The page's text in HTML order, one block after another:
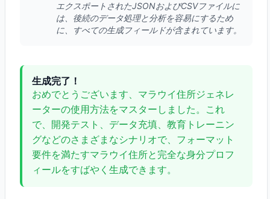
エクスポートされたJSONおよびCSVファイルに
は、後続のデータ処理と分析を容易にするため
に、すべての生成フィールドが含まれています。
生成完了！
おめでとうございます、マラウイ住所ジェネレ
ーターの使用方法をマスターしました。これ
で、開発テスト、データ充填、教育トレーニン
グなどのさまざまなシナリオで、フォーマット
要件を満たすマラウイ住所と完全な身分プロフ
ィールをすばやく生成できます。